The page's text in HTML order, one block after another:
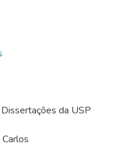
da USP